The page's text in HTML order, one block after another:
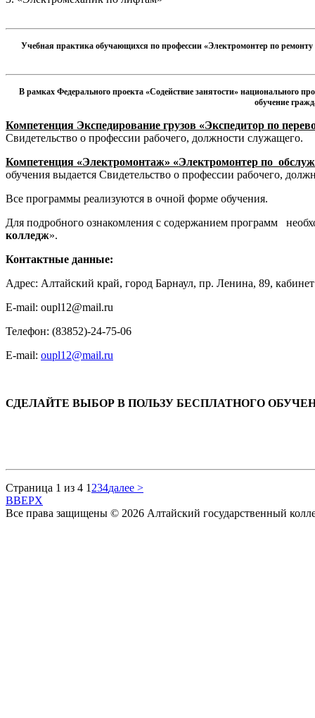
Учебная практика обучающихся по профессии «Электромонтер по
В рамках Федерального проекта «Содействие занятости» национального
обучение
Компетенция Экспедирование грузов «Экспедитор по
Свидетельство о профессии рабочего, должности служащего.
Компетенция «Электромонтаж» «Электромонтер по
обучения выдается Свидетельство о профессии рабочего,
Все программы реализуются в очной форме обучения.
Для подробного ознакомления с содержанием программ
колледж».
Контактные данные:
Адрес: Алтайский край, город Барнаул, пр. Ленина, 89,
E-mail: oupl12@mail.ru
Телефон: (83852)-24-75-06
E-mail: oupl12@mail.ru
СДЕЛАЙТЕ ВЫБОР В ПОЛЬЗУ БЕСПЛАТНОГО
Страница 1 из 4 1 234далее >
BBEPX
Все права защищены © 2026 Алтайский государственный